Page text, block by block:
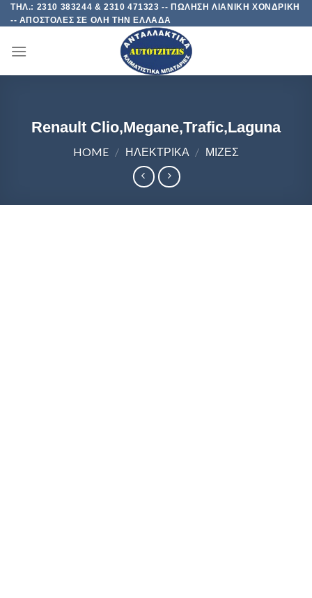
Skip
to
ΤΗΛ.: 2310 383244 & 2310 471323 -- ΠΩΛΗΣΗ ΛΙΑΝΙΚΗ ΧΟΝΔΡΙΚΗ
-- ΑΠΟΣΤΟΛΕΣ ΣΕ ΟΛΗ ΤΗΝ ΕΛΛΑΔΑ
Renault Clio,Megane,Trafic,Laguna
HOME / ΗΛΕΚΤΡΙΚΑ / ΜΙΖΕΣ